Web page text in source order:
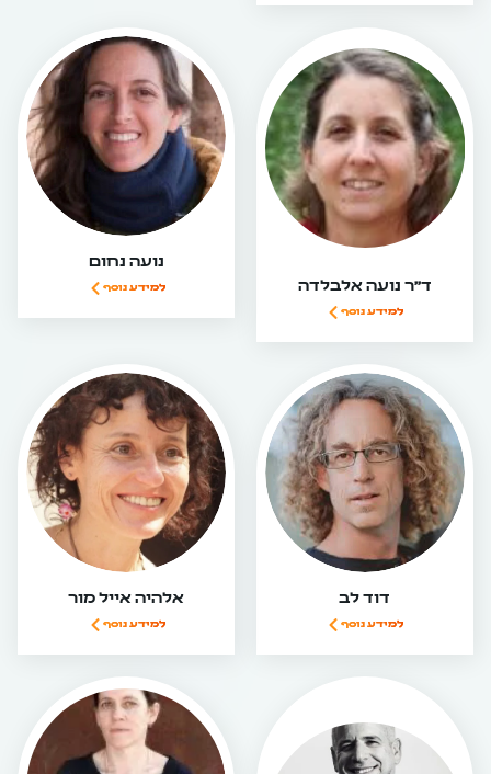
ד״ר נועה אלבלדה
למידע נוסף
נועה נחום
למידע נוסף
דוד לב
למידע נוסף
אלהיה אייל מור
למידע נוסף